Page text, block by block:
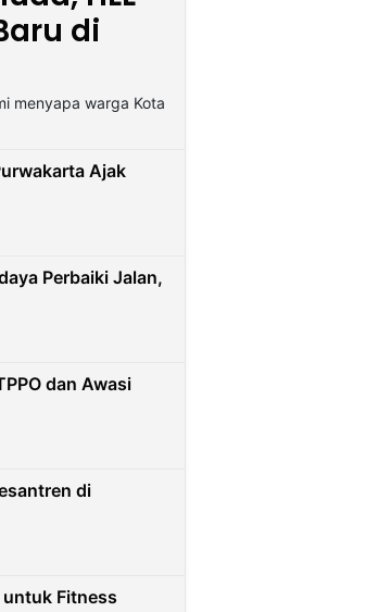
di
menyapa warga Kota
Ajak
Perbaiki Jalan,
dan Awasi
di
Fitness